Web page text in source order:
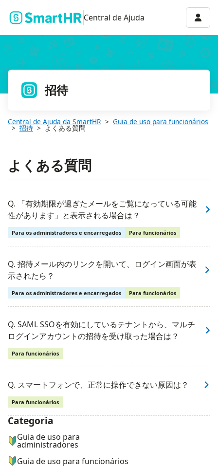
Central de Ajuda
招待
Central de Ajuda da SmartHR Guia de uso para funcionários
招待 よくある質問
よくある質問
Q. 「有効期限が過ぎたメールをご覧になっている可能
性があります」と表示される場合は？
Para os administradores e encarregados Para funcionários
Q. 招待メール内のリンクを開いて、ログイン画面が表
示されたら？
Para os administradores e encarregados Para funcionários
Q. SAML SSOを有効にしているテナントから、マルチ
ログインアカウントの招待を受け取った場合は？
Para funcionários
Q. スマートフォンで、正常に操作できない原因は？
Para funcionários
ナビゲーションメニュー
Categoria
Guia de uso para
administradores
Guia de uso para funcionários